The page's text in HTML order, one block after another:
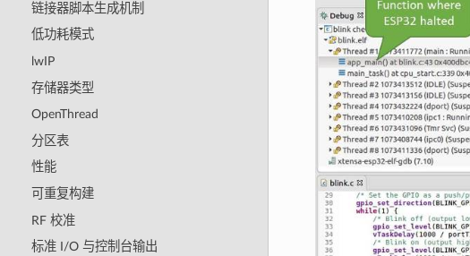
链接器脚本生成机制
低功耗模式
lwIP
存储器类型
OpenThread
分区表
性能
可重复构建
RF 校准
标准 I/O 与控制台输出